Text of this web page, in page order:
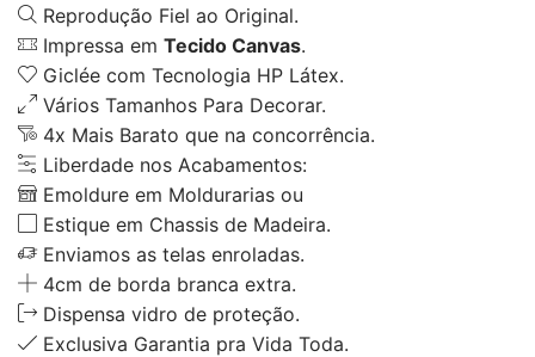
Reprodução Fiel ao Original.
Impressa em Tecido Canvas.
Giclée com Tecnologia HP Látex.
Vários Tamanhos Para Decorar.
4x Mais Barato que na concorrência.
Liberdade nos Acabamentos:
Emoldure em Moldurarias ou
Estique em Chassis de Madeira.
Enviamos as telas enroladas.
4cm de borda branca extra.
Dispensa vidro de proteção.
Exclusiva Garantia pra Vida Toda.